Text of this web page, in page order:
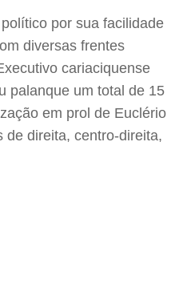
por sua facilidade
diversas frentes
cariaciquense
palanque um total de 15
em prol de Euclério
de direita, centro-direita,